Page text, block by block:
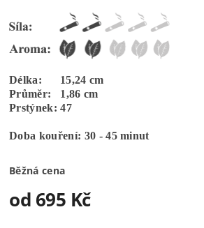
Délka: 15,24 cm
Průměr: 1,86 cm
Prstýnek: 47
Doba kouření: 30 - 45 minut
Běžná cena
od 695 Kč